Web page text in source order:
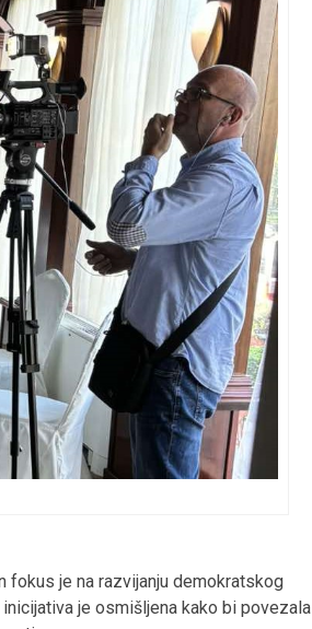
fokus je na razvijanju demokratskog
je osmišljena kako bi povezala